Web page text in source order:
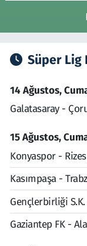
Süper Lig
14 Ağustos,
Galatasaray -
15 Ağustos,
Konyaspor -
Kasımpaşa -
Gençlerbirliği
Gaziantep FK -